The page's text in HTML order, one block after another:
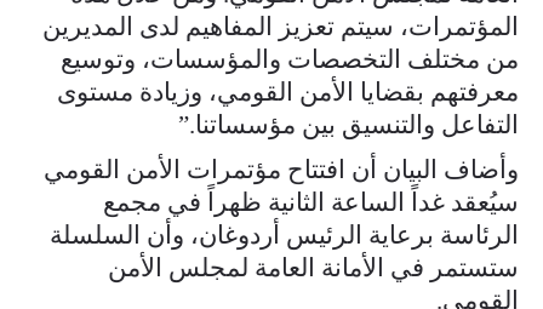
المؤتمرات، سيتم تعزيز المفاهيم لدى المديرين
من مختلف التخصصات والمؤسسات، وتوسيع
معرفتهم بقضايا الأمن القومي، وزيادة مستوى
التفاعل والتنسيق بين مؤسساتنا.”
وأضاف البيان أن افتتاح مؤتمرات الأمن القومي
سيُعقد غداً الساعة الثانية ظهراً في مجمع
الرئاسة برعاية الرئيس أردوغان، وأن السلسلة
ستستمر في الأمانة العامة لمجلس الأمن
القومي.